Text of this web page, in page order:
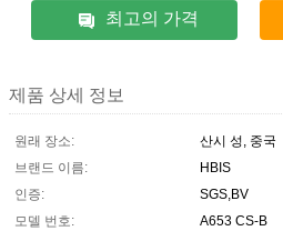
최고의 가격
제품 상세 정보
원래 장소:
산시 성, 중국
브랜드 이름:
HBIS
인증:
SGS,BV
모델 번호:
A653 CS-B